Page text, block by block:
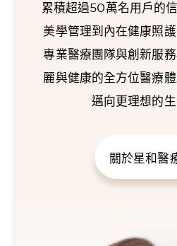
累積超過50萬名用戶的
美學管理到內在健康照
專業醫療團隊與創新服
麗與健康的全方位醫療
邁向更理想的生
關於星和醫